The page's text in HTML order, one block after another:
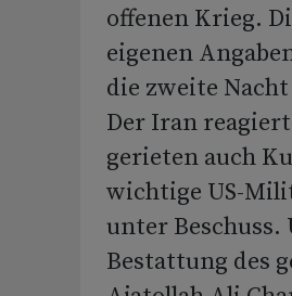
offenen Krieg.
eigenen
die zweite
Der Iran
gerieten auch
wichtige US-
unter
Bestattung des